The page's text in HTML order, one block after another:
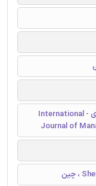
مجله بین المللی علوم مدیریت و تحقیقات تجاری - International
Journal of